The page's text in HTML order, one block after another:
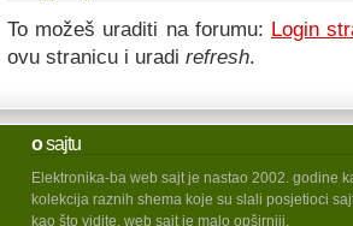
To možeš uraditi na forumu: Login
ovu stranicu i uradi refresh.
osajtu
Elektronika-ba web sajt je nastao 2002. godine
kolekcija raznih shema koje su slali posjetioci
kao što vidite, web sajt je malo opširniji.